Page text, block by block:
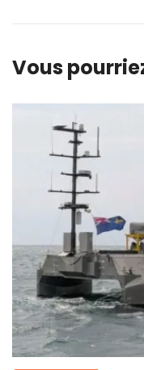
Vous